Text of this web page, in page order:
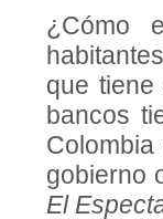
¿Cómo
que tiene
bancos
gobierno
El